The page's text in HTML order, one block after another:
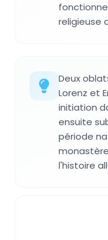
religieuse
Deux
Lorenz et
initiation
ensuite
période
l'histoire